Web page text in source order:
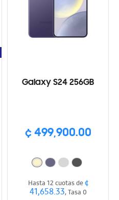
Galaxy S24 256GB
¢ 499,900.00
Hasta 12 cuotas de¢
41,658.33, Tasa 0